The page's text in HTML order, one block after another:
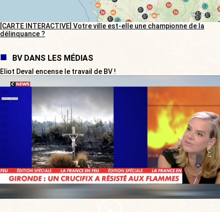
[CARTE INTERACTIVE] Votre ville est-elle une championne de la
délinquance ?
BV DANS LES MÉDIAS
Eliot Deval encense le travail de BV !